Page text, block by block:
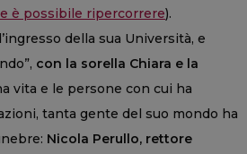
è possibile ripercorrere).
della sua Università, e
con la sorella Chiara e la
vita e le persone con cui ha
tanta gente del suo mondo ha
Nicola Perullo, rettore